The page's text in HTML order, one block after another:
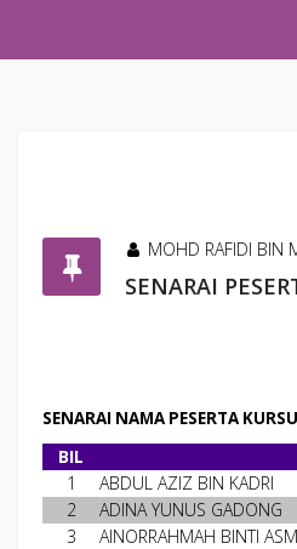
MOHD RAFIDI BIN
SENARAI
SENARAI NAMA PESERTA
BIL
1
ABDUL AZIZ BIN KADRI
2
ADINA YUNUS GADONG
3
AINORRAHMAH BINTI